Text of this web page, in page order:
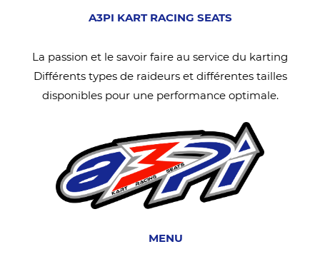
A3PI KART RACING SEATS
La passion et le savoir faire au service du karting
Différents types de raideurs et différentes tailles
disponibles pour une performance optimale.
MENU